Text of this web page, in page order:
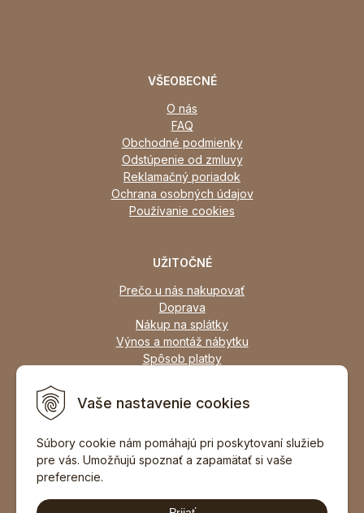
Vaše nastavenie cookies
Súbory cookie nám pomáhajú pri poskytovaní služieb
pre vás. Umožňujú spoznať a zapamätať si vaše
preferencie.
VŠEOBECNÉ
O nás
FAQ
Obchodné podmienky
Odstúpenie od zmluvy
Reklamačný poriadok
Ochrana osobných údajov
Používanie cookies
UŽITOČNÉ
Prečo u nás nakupovať
Doprava
Nákup na splátky
Výnos a montáž nábytku
Spôsob platby
Zariadime všetky typy interiérov
DOPORUČIŤ ZNÁMEMU